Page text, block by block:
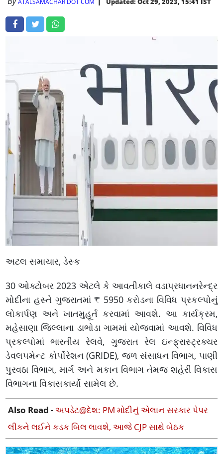
ATALSAMACHAR DOT COM
અટલ સમાચાર, ડેસ્ક
30 ઓક્ટોબર 2023 એટલે કે આવતીકાલે વડાપ્રધાનનરેન્દ્ર
મોદીના હસ્તે ગુજરાતમાં ₹ 5950 કરોડના વિવિધ પ્રકલ્પોનું
લોકાર્પણ અને ખાતમુહૂર્ત કરવામાં આવશે. આ કાર્યક્રમ,
મહેસાણા જિલ્લાના ડાભોડા ગામમાં યોજવામાં આવશે. વિવિધ
પ્રકલ્પોમાં ભારતીય રેલવે, ગુજરાત રેલ ઇન્ફ્રાસ્ટ્રક્ચર
ડેવલપમેન્ટ કોર્પોરેશન (GRIDE), જળ સંસાધન વિભાગ, પાણી
પુરવઠા વિભાગ, માર્ગ અને મકાન વિભાગ તેમજ શહેરી વિકાસ
વિભાગના વિકાસકાર્યો સામેલ છે.
Also Read -અપડેટ@દેશ: PM મોદીનું એલાન સરકાર પેપર
લીકને લઈને કડક બિલ લાવશે, આજે CJP સાથે બેઠક